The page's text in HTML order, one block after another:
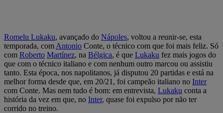
Romelu Lukaku, avançado do Nápoles, voltou a reunir-se, esta
temporada, com Antonio Conte, o técnico com que foi mais feliz. Só
com Roberto Martínez, na Bélgica, é que Lukaku fez mais jogos do
que com o técnico italiano e com nenhum outro marcou ou assistiu
tanto. Esta época, nos napolitanos, já disputou 20 partidas e está na
melhor forma desde que, em 20/21, foi campeão italiano no Inter
com Conte. Mas nem tudo é bom: em entrevista, Lukaku conta a
história da vez em que, no Inter, quase foi expulso por não ter
corrido no treino.